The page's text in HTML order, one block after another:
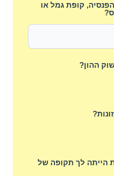
קופת גמל או
ההון?
הייתה לך תקופה של